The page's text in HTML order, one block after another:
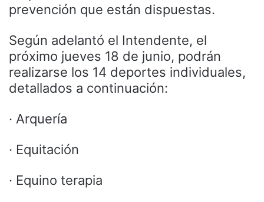
prevención que están dispuestas.
Según adelantó el Intendente, el
próximo jueves 18 de junio, podrán
realizarse los 14 deportes individuales,
detallados a continuación:
· Arquería
· Equitación
· Equino terapia